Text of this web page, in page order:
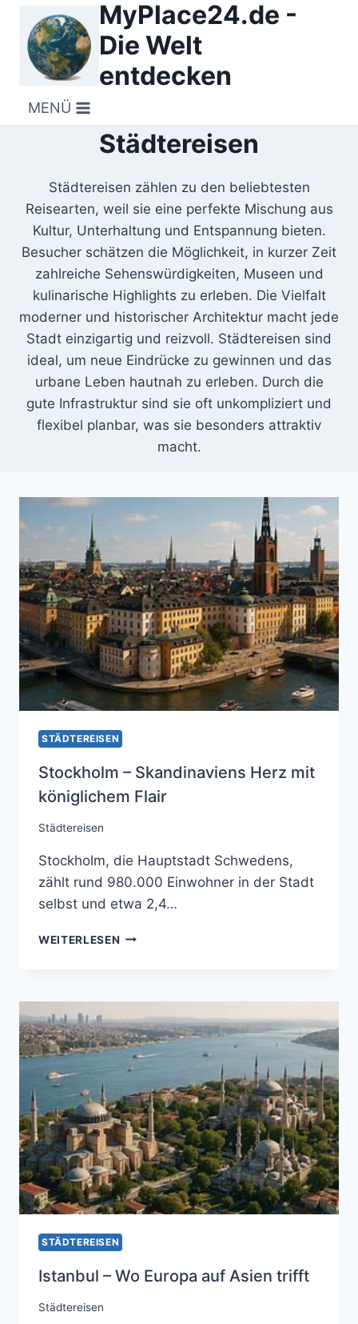
Inhalt
springen
MyPlace24.de -
Die Welt
entdecken
MENÜ
Städtereisen
Städtereisen zählen zu den beliebtesten
Reisearten, weil sie eine perfekte Mischung aus
Kultur, Unterhaltung und Entspannung bieten.
Besucher schätzen die Möglichkeit, in kurzer Zeit
zahlreiche Sehenswürdigkeiten, Museen und
kulinarische Highlights zu erleben. Die Vielfalt
moderner und historischer Architektur macht jede
Stadt einzigartig und reizvoll. Städtereisen sind
ideal, um neue Eindrücke zu gewinnen und das
urbane Leben hautnah zu erleben. Durch die
gute Infrastruktur sind sie oft unkompliziert und
flexibel planbar, was sie besonders attraktiv
macht.
STÄDTEREISEN
Stockholm – Skandinaviens Herz mit
königlichem Flair
Städtereisen
Stockholm, die Hauptstadt Schwedens,
zählt rund 980.000 Einwohner in der Stadt
selbst und etwa 2,4…
WEITERLESEN STOCKHOLM
MIT
KÖNIGLICHEM
FLAIR
STÄDTEREISEN
Istanbul – Wo Europa auf Asien trifft
Städtereisen